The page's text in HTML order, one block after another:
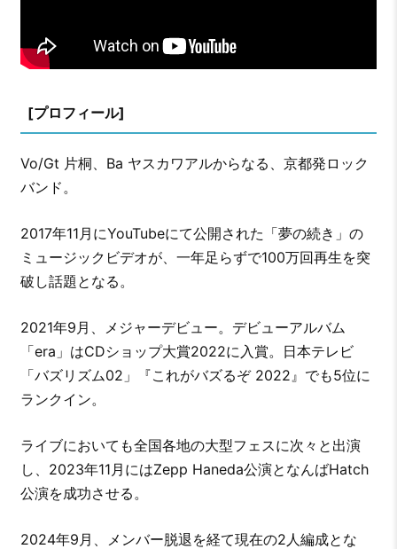
[プロフィール]
Vo/Gt 片桐、Ba ヤスカワアルからなる、京都発ロック
バンド。
2017年11月にYouTubeにて公開された「夢の続き」の
ミュージックビデオが、一年足らずで100万回再生を突
破し話題となる。
2021年9月、メジャーデビュー。デビューアルバム
「era」はCDショップ大賞2022に入賞。日本テレビ
「バズリズム02」『これがバズるぞ 2022』でも5位に
ランクイン。
ライブにおいても全国各地の大型フェスに次々と出演
し、2023年11月にはZepp Haneda公演となんばHatch
公演を成功させる。
2024年9月、メンバー脱退を経て現在の2人編成とな